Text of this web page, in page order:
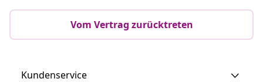
Vom Vertrag zurücktreten
Kundenservice